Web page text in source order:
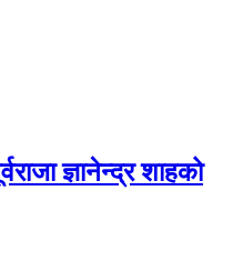
ज्ञानेन्द्र शाहको